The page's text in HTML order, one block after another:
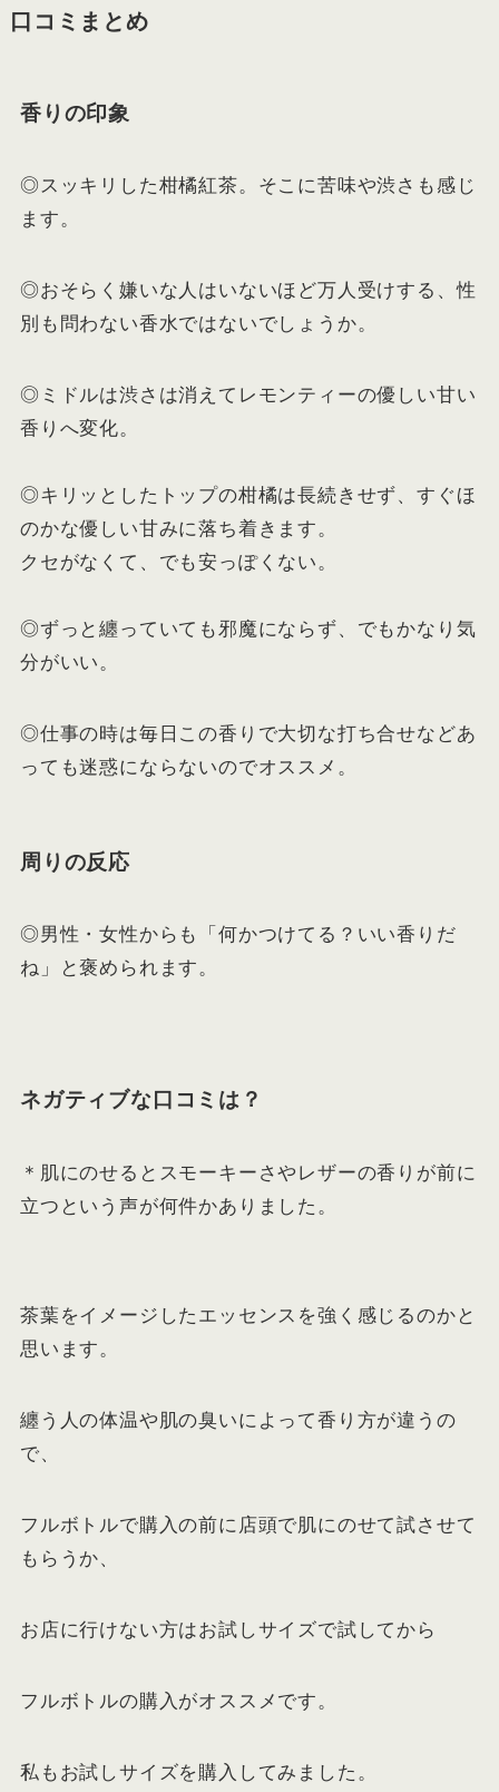
口コミまとめ
香りの印象
◎スッキリした柑橘紅茶。そこに苦味や渋さも感じ
ます。
◎おそらく嫌いな人はいないほど万人受けする、性
別も問わない香水ではないでしょうか。
◎ミドルは渋さは消えてレモンティーの優しい甘い
香りへ変化。
◎キリッとしたトップの柑橘は長続きせず、すぐほ
のかな優しい甘みに落ち着きます。
クセがなくて、でも安っぽくない。
◎ずっと纏っていても邪魔にならず、でもかなり気
分がいい。
◎仕事の時は毎日この香りで大切な打ち合せなどあ
っても迷惑にならないのでオススメ。
周りの反応
◎男性・女性からも「何かつけてる？いい香りだ
ね」と褒められます。
ネガティブな口コミは？
＊肌にのせるとスモーキーさやレザーの香りが前に
立つという声が何件かありました。
茶葉をイメージしたエッセンスを強く感じるのかと
思います。
纏う人の体温や肌の臭いによって香り方が違うの
で、
フルボトルで購入の前に店頭で肌にのせて試させて
もらうか、
お店に行けない方はお試しサイズで試してから
フルボトルの購入がオススメです。
私もお試しサイズを購入してみました。